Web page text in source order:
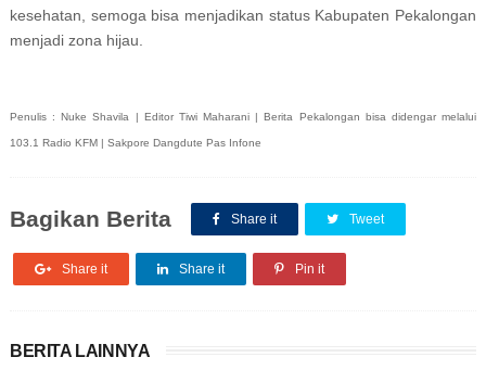
kesehatan, semoga bisa menjadikan status Kabupaten Pekalongan
menjadi zona hijau.
Penulis : Nuke Shavila | Editor Tiwi Maharani | Berita Pekalongan bisa didengar melalui
103.1 Radio KFM | Sakpore Dangdute Pas Infone
Bagikan Berita Share it Tweet
Share it Share it Pin it
BERITA LAINNYA